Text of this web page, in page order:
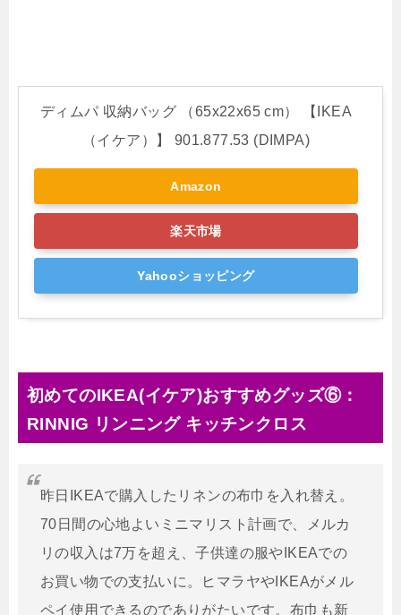
ディムパ 収納バッグ （65x22x65 cm） 【IKEA
（イケア）】 901.877.53 (DIMPA)
Amazon
楽天市場
Yahooショッピング
初めてのIKEA(イケア)おすすめグッズ⑥：
RINNIG リンニング キッチンクロス
昨日IKEAで購入したリネンの布巾を入れ替え。
70日間の心地よいミニマリスト計画で、メルカ
リの収入は7万を超え、子供達の服やIKEAでの
お買い物での支払いに。ヒマラヤやIKEAがメル
ペイ使用できるのでありがたいです。布巾も新